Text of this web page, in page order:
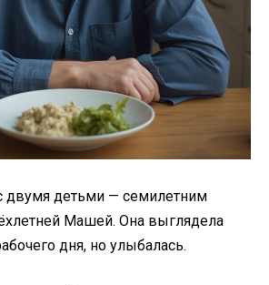
двумя детьми — семилетним
Машей. Она выглядела
дня, но улыбалась.